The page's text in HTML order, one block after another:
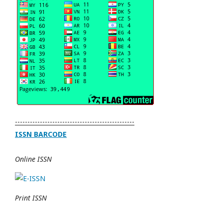
------------------------------------------------
ISSN BARCODE
Online ISSN
Print ISSN